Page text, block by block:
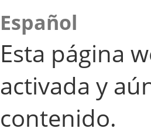
Español
Esta página
activada y
contenido.